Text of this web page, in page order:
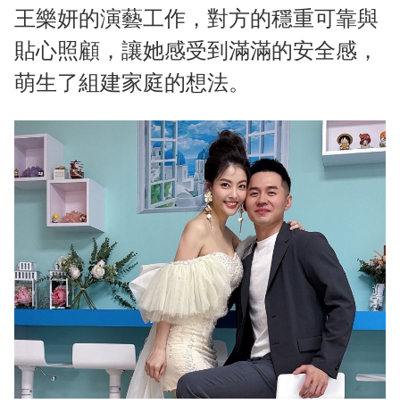
王樂妍的演藝工作，對方的穩重可靠與
貼心照顧，讓她感受到滿滿的安全感，
萌生了組建家庭的想法。